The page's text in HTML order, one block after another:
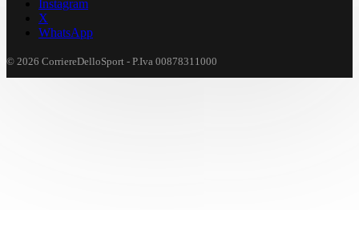
Instagram
X
WhatsApp
© 2026 CorriereDelloSport - P.Iva 00878311000